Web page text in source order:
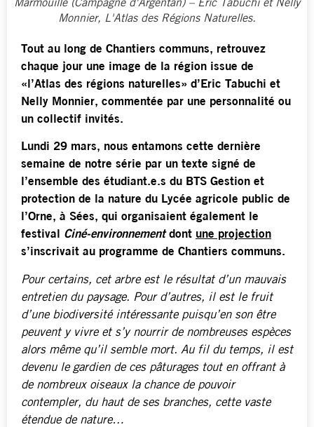
Marmouillé (Campagne d'Argentan) – Eric Tabuchi et Nelly
Monnier, L'Atlas des Régions Naturelles.
Tout au long de Chantiers communs, retrouvez
chaque jour une image de la région issue de
«l’Atlas des régions naturelles» d’Eric Tabuchi et
Nelly Monnier, commentée par une personnalité ou
un collectif invités.
Lundi 29 mars, nous entamons cette dernière
semaine de notre série par un texte signé de
l’ensemble des étudiant.e.s du BTS Gestion et
protection de la nature du Lycée agricole public de
l’Orne, à Sées, qui organisaient également le
festival Ciné-environnementdont une projection
s’inscrivait au programme de Chantiers communs.
Pour certains, cet arbre est le résultat d’un mauvais
entretien du paysage. Pour d’autres, il est le fruit
d’une biodiversité intéressante puisqu’en son être
peuvent y vivre et s’y nourrir de nombreuses espèces
alors même qu’il semble mort. Au fil du temps, il est
devenu le gardien de ces pâturages tout en offrant à
de nombreux oiseaux la chance de pouvoir
contempler, du haut de ses branches, cette vaste
étendue de nature…